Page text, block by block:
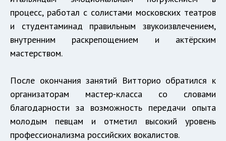
процесс, работал с солистами московских театров
и студентаминад правильным звукоизвлечением,
внутренним раскрепощением и актёрским
мастерством.
После окончания занятий Витторио обратился к
организаторам мастер-класса со словами
благодарности за возможность передачи опыта
молодым певцам и отметил высокий уровень
профессионализма российских вокалистов.